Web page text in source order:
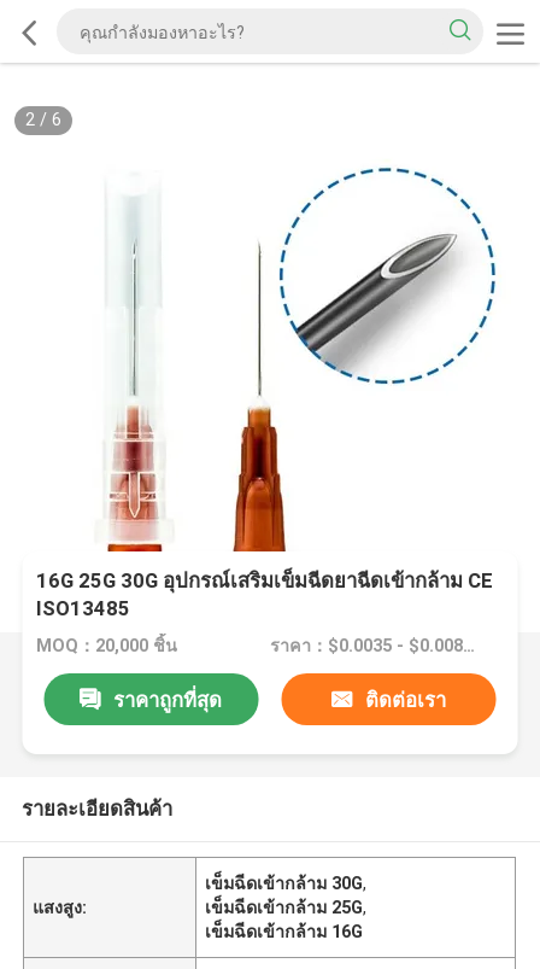
2/ 6
16G 25G 30G อุปกรณ์เสริมเข็มฉีดยาฉีดเข้ากล้าม CE
ISO13485
MOQ：20,000 ชิ้น ราคา：$0.0035 - $0.0089/pieces
ราคาถูกที่สุด ติดต่อเรา
รายละเอียดสินค้า
แสงสูง:
เข็มฉีดเข้ากล้าม 30G,
เข็มฉีดเข้ากล้าม 25G,
เข็มฉีดเข้ากล้าม 16G